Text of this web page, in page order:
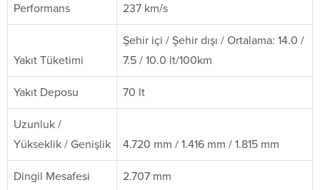
Performans
237 km/s
Yakıt Tüketimi
Şehir içi / Şehir dışı / Ortalama: 14.0 /
7.5 / 10.0 lt/100km
Yakıt Deposu 70 lt
Uzunluk /
Yükseklik / Genişlik
4.720 mm / 1.416 mm / 1.815 mm
Dingil Mesafesi 2.707 mm